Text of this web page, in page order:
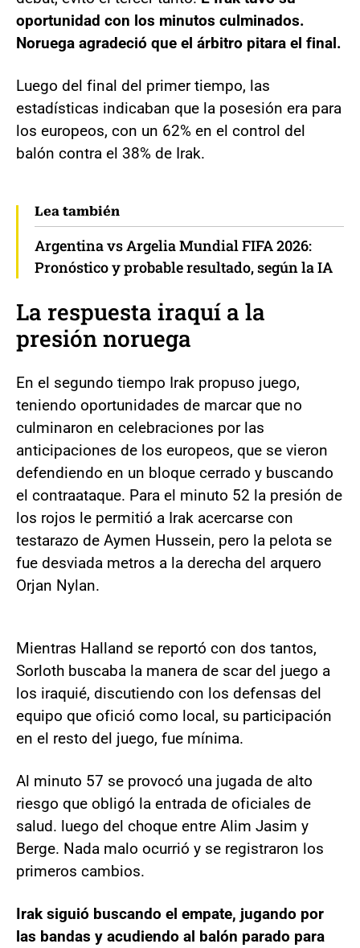
oportunidad con los minutos culminados.
Noruega agradeció que el árbitro pitara el final.
Luego del final del primer tiempo, las
estadísticas indicaban que la posesión era para
los europeos, con un 62% en el control del
balón contra el 38% de Irak.
Lea también
Argentina vs Argelia Mundial FIFA 2026:
Pronóstico y probable resultado, según la IA
La respuesta iraquí a la
presión noruega
En el segundo tiempo Irak propuso juego,
teniendo oportunidades de marcar que no
culminaron en celebraciones por las
anticipaciones de los europeos, que se vieron
defendiendo en un bloque cerrado y buscando
el contraataque. Para el minuto 52 la presión de
los rojos le permitió a Irak acercarse con
testarazo de Aymen Hussein, pero la pelota se
fue desviada metros a la derecha del arquero
Orjan Nylan.
Mientras Halland se reportó con dos tantos,
Sorloth buscaba la manera de scar del juego a
los iraquié, discutiendo con los defensas del
equipo que ofició como local, su participación
en el resto del juego, fue mínima.
Al minuto 57 se provocó una jugada de alto
riesgo que obligó la entrada de oficiales de
salud. luego del choque entre Alim Jasim y
Berge. Nada malo ocurrió y se registraron los
primeros cambios.
Irak siguió buscando el empate, jugando por
las bandas y acudiendo al balón parado para